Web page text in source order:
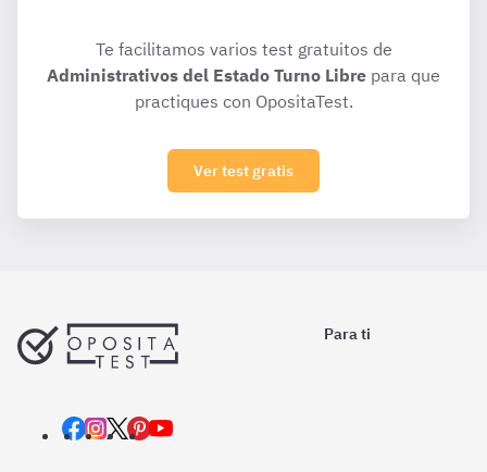
Te facilitamos varios test gratuitos de
Administrativos del Estado Turno Libre para que
practiques con OpositaTest.
Ver test gratis
Para ti